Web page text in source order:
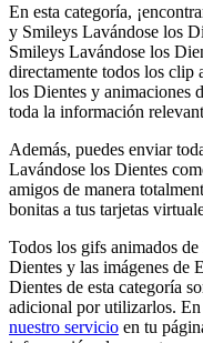
En esta categoría,
y Smileys Lavándose los
Smileys Lavándose los
directamente todos los clip
los Dientes y animaciones
toda la información
Además, puedes enviar
Lavándose los Dientes
amigos de manera
bonitas a tus tarjetas
Todos los gifs animados
Dientes y las imágenes de
Dientes de esta categoría
adicional por utilizarlos.
nuestro servicio en tu